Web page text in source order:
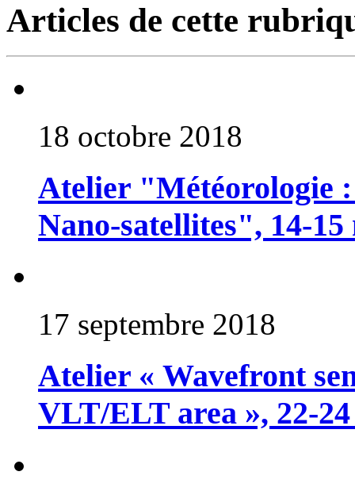
Articles de cette
18 octobre 2018
Atelier "Météorologie :
Nano-satellites", 14-15
17 septembre 2018
Atelier « Wavefront
VLT/ELT area », 22-